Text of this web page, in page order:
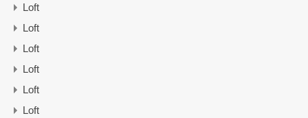
Loft
Loft
Loft
Loft
Loft
Loft